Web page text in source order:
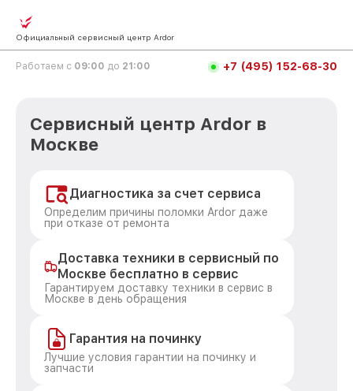
Официальный сервисный центр Ardor
Работаем с 09:00 до 21:00 +7 (495) 152-68-30
Сервисный центр Ardor в
Москве
Диагностика за счет сервиса
Определим причины поломки Ardor даже
при отказе от ремонта
Доставка техники в сервисный по
Москве бесплатно в сервис
Гарантируем доставку техники в сервис в
Москве в день обращения
Гарантия на починку
Лучшие условия гарантии на починку и
запчасти